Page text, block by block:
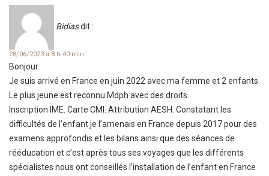
Bidiasdit :
28/06/2023 à 8 h 40 min
Bonjour
Je suis arrivé en France en juin 2022 avec ma femme et 2 enfants.
Le plus jeune est reconnu Mdph avec des droits.
Inscription IME. Carte CMI. Attribution AESH. Constatant les
difficultés de l’enfant je l’amenais en France depuis 2017 pour des
examens approfondis et les bilans ainsi que des séances de
rééducation et c’est après tous ses voyages que les différents
spécialistes nous ont conseillés l’installation de l’enfant en France